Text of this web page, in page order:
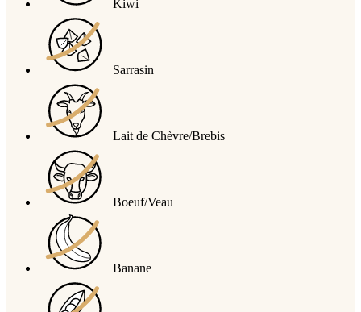
Kiwi
Sarrasin
Lait de Chèvre/Brebis
Boeuf/Veau
Banane